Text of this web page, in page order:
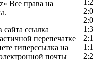
1:2
2:0
2:0
1:3
2:1
1:1
2:2
Все права на
сайта ссылка
перепечатке
гиперссылка на
почты